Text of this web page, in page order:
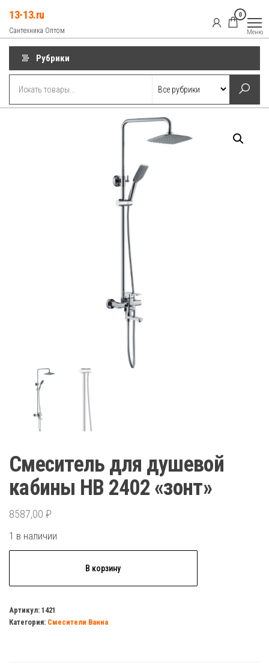
содержимому
13-13.ru
Сантехника Оптом
0
Меню
Рубрики
Смеситель для душевой
кабины HB 2402 «зонт»
8587,00 ₽
1 в наличии
для
душевой
В корзину
Артикул: 1421
Категория: Смесители Ванна